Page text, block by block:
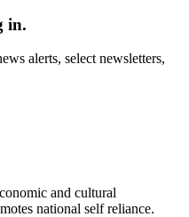
in.
alerts, select newsletters,
and cultural
national self reliance.